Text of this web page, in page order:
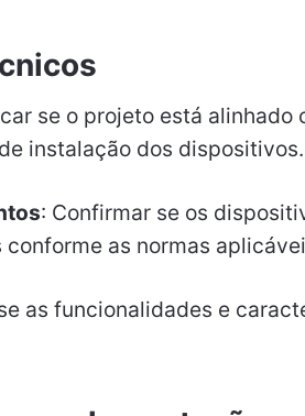
se o projeto está alinhado
instalação dos dispositivos.
: Confirmar se os
as normas
as funcionalidades e